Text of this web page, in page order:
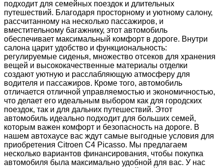
подходит для семейных поездок и длительных
путешествий. Благодаря просторному и уютному салону,
рассчитанному на несколько пассажиров, и
вместительному багажнику, этот автомобиль
обеспечивает максимальный комфорт в дороге. Внутри
салона царит удобство и функциональность:
регулируемые сиденья, множество отсеков для хранения
вещей и высококачественные материалы отделки
создают уютную и расслабляющую атмосферу для
водителя и пассажиров. Кроме того, автомобиль
отличается отличной управляемостью и экономичностью,
что делает его идеальным выбором как для городских
поездок, так и для дальних путешествий. Этот
автомобиль идеально подходит для больших семей,
которым важен комфорт и безопасность на дороге. В
нашем автохаусе вас ждут самые выгодные условия для
приобретения Citroen C4 Picasso. Мы предлагаем
несколько вариантов финансирования, чтобы покупка
автомобиля была максимально удобной для вас. У нас